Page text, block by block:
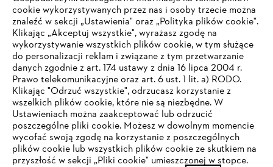
Firma
STIHL FAQ
Serwis
TWOJA PRZEGLĄDARKA NIE JEST
OBSŁUGIWANA
Korzystasz z przeglądarki, której jeszcze nie obsługujemy. W
celu optymalnego korzystania z naszej strony zalecamy
cookie wykorzystywanych przez nas i osoby trzecie można
znaleźć w sekcji „Ustawienia" oraz „Polityka plików cookie".
Klikając „Akceptuj wszystkie", wyrażasz zgodę na
wykorzystywanie wszystkich plików cookie, w tym służące
do personalizacji reklam i związane z tym przetwarzanie
danych zgodnie z art. 174 ustawy z dnia 16 lipca 2004 r.
Prawo telekomunikacyjne oraz art. 6 ust. 1 lit. a) RODO.
Klikając "Odrzuć wszystkie", odrzucasz korzystanie z
wszelkich plików cookie, które nie są niezbędne. W
Ustawieniach można zaakceptować lub odrzucić
poszczególne pliki cookie. Możesz w dowolnym momencie
wycofać swoją zgodę na korzystanie z poszczególnych
plików cookie lub wszystkich plików cookie ze skutkiem na
przyszłość w sekcji „Pliki cookie" umieszczonej w stopce.